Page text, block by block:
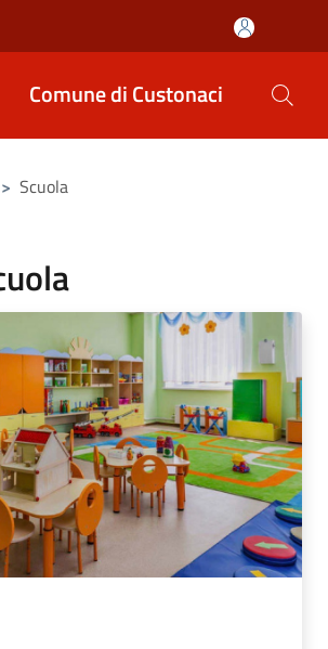
Comune di Custonaci
> Scuola